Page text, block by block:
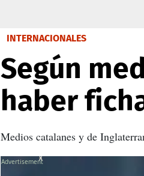
INTERNACIONALES
Según
haber
Medios catalanes y de
X